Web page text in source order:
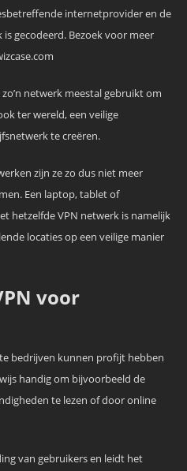
internetprovider en de
gecodeerd. Bezoek voor meer
netwerk meestal gebruikt om
ter wereld, een veilige
te creëren.
zijn ze zo dus niet meer
Een laptop, tablet of
hetzelfde VPN netwerk is namelijk
locaties op een veilige manier
voor
bedrijven kunnen profijt hebben
handig om bijvoorbeeld de
te lezen of door online
van gebruikers en leidt het